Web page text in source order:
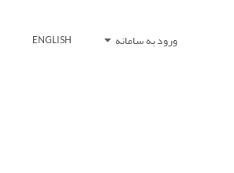
ورود به سامانه ENGLISH